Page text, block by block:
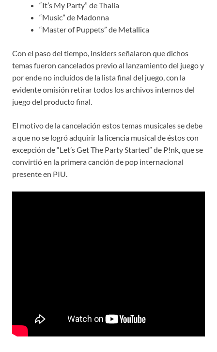
“It’s My Party” de Thalía
“Music” de Madonna
“Master of Puppets” de Metallica
Con el paso del tiempo, insiders señalaron que dichos
temas fueron cancelados previo al lanzamiento del juego y
por ende no incluidos de la lista final del juego, con la
evidente omisión retirar todos los archivos internos del
juego del producto final.
El motivo de la cancelación estos temas musicales se debe
a que no se logró adquirir la licencia musical de éstos con
excepción de “Let’s Get The Party Started” de P!nk, que se
convirtió en la primera canción de pop internacional
presente en PIU.